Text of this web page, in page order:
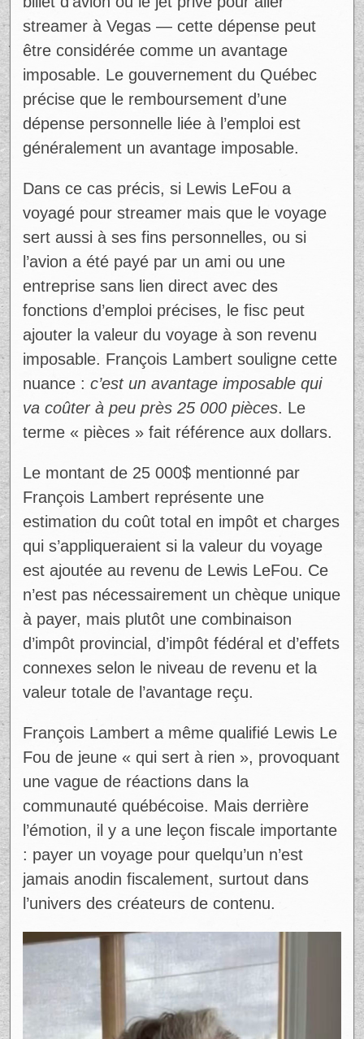
billet d’avion ou le jet privé pour aller
streamer à Vegas — cette dépense peut
être considérée comme un avantage
imposable. Le gouvernement du Québec
précise que le remboursement d’une
dépense personnelle liée à l’emploi est
généralement un avantage imposable.
Dans ce cas précis, si Lewis LeFou a
voyagé pour streamer mais que le voyage
sert aussi à ses fins personnelles, ou si
l’avion a été payé par un ami ou une
entreprise sans lien direct avec des
fonctions d’emploi précises, le fisc peut
ajouter la valeur du voyage à son revenu
imposable. François Lambert souligne cette
nuance :c’est un avantage imposable qui
va coûter à peu près 25 000 pièces . Le
terme « pièces » fait référence aux dollars.
Le montant de 25 000$ mentionné par
François Lambert représente une
estimation du coût total en impôt et charges
qui s’appliqueraient si la valeur du voyage
est ajoutée au revenu de Lewis LeFou. Ce
n’est pas nécessairement un chèque unique
à payer, mais plutôt une combinaison
d’impôt provincial, d’impôt fédéral et d’effets
connexes selon le niveau de revenu et la
valeur totale de l’avantage reçu.